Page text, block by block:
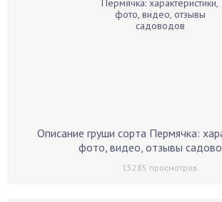
Описание груши сорта Пермячка:
фото, видео, отзывы
15285 просмотров